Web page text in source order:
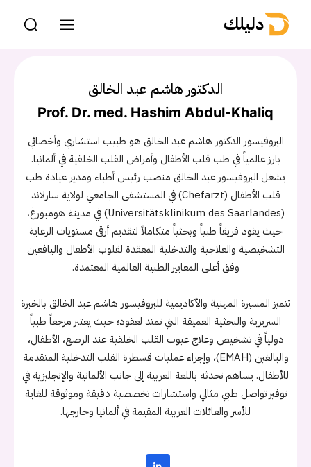
دليلك
الدكتور هاشم عبد الخالق
Prof. Dr. med. Hashim Abdul-Khaliq
البروفيسور الدكتور هاشم عبد الخالق هو طبيب استشاري وأخصائي
بارز عالمياً في طب قلب الأطفال وأمراض القلب الخلقية في ألمانيا.
يشغل البروفيسور عبد الخالق منصب رئيس أطباء ومدير عيادة طب
قلب الأطفال (Chefarzt) في المستشفى الجامعي لولاية سارلاند
(Universitätsklinikum des Saarlandes) في مدينة هومبورغ،
حيث يقود فريقاً طبياً وبحثياً متكاملاً لتقديم أرقى مستويات الرعاية
التشخيصية والعلاجية والتدخلية المعقدة لقلوب الأطفال واليافعين
وفق أعلى المعايير الطبية العالمية المعتمدة.
تتميز المسيرة المهنية والأكاديمية للبروفيسور هاشم عبد الخالق بالخبرة
السريرية والبحثية العميقة التي تمتد لعقود؛ حيث يعتبر مرجعاً طبياً
دولياً في تشخيص وعلاج عيوب القلب الخلقية عند الرضع، الأطفال،
والبالغين (EMAH)، وإجراء عمليات قسطرة القلب التدخلية المتقدمة
للأطفال. يساهم تحدثه باللغة العربية إلى جانب الألمانية والإنجليزية في
توفير تواصل طبي مثالي واستشارات تخصصية دقيقة وموثوقة للغاية
للأسر والعائلات العربية المقيمة في ألمانيا وخارجها.